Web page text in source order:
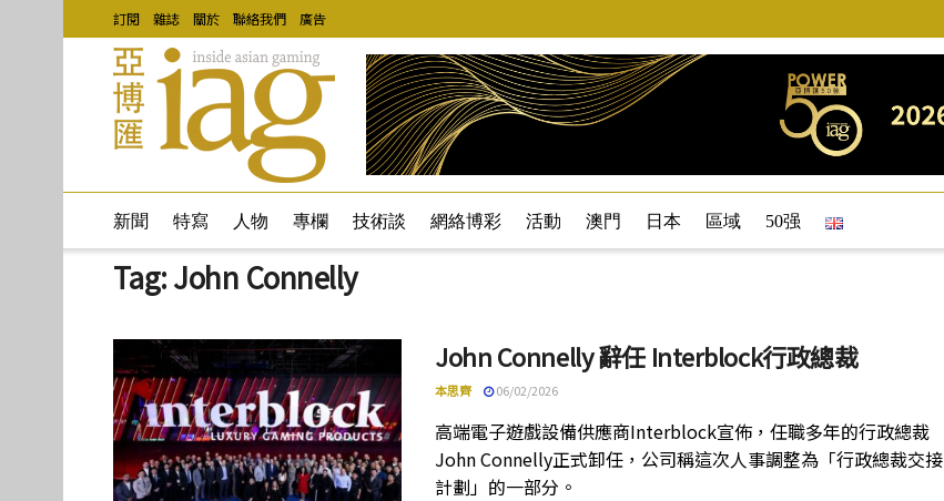
訂閱 雜誌 關於 聯絡我們 廣告
新聞 特寫 人物 專欄 技術談 網絡博彩 活動 澳門 日本 區域 50强
Tag:John Connelly
John Connelly 辭任 Interblock行政總裁
本思齊 06/02/2026
高端電子遊戲設備供應商Interblock宣佈，任職多年的行政總裁
John Connelly正式卸任，公司稱這次人事調整為「行政總裁交接
計劃」的一部分。